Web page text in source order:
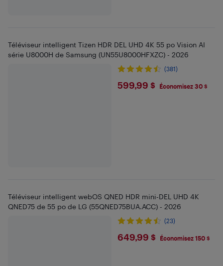
Téléviseur intelligent Tizen HDR DEL UHD 4K 55 po Vision AI
série U8000H de Samsung (UN55U8000HFXZC) - 2026
(381)
$599.99
599,99 $ Économisez 30 $
Téléviseur intelligent webOS QNED HDR mini-DEL UHD 4K
QNED75 de 55 po de LG (55QNED75BUA.ACC) - 2026
(23)
$649.99
649,99 $ Économisez 150 $